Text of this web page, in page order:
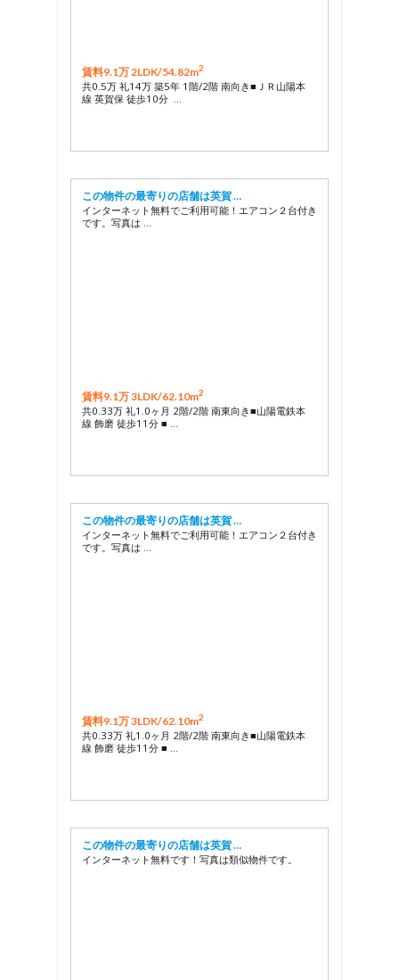
賃料9.1万 2LDK/54.82m2
共0.5万 礼14万 築5年 1階/2階 南向き■ＪＲ山陽本
線 英賀保 徒歩10分 …
この物件の最寄りの店舗は英賀 …
インターネット無料でご利用可能！エアコン２台付き
です。写真は …
賃料9.1万 3LDK/62.10m2
共0.33万 礼1.0ヶ月 2階/2階 南東向き■山陽電鉄本
線 飾磨 徒歩11分 ■ …
この物件の最寄りの店舗は英賀 …
インターネット無料でご利用可能！エアコン２台付き
です。写真は …
賃料9.1万 3LDK/62.10m2
共0.33万 礼1.0ヶ月 2階/2階 南東向き■山陽電鉄本
線 飾磨 徒歩11分 ■ …
この物件の最寄りの店舗は英賀 …
インターネット無料です！写真は類似物件です。